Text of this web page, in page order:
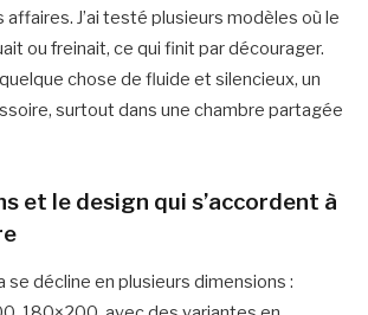
affaires. J’ai testé plusieurs modèles où le
ou freinait, ce qui finit par décourager.
chose de fluide et silencieux, un
surtout dans une chambre partagée
et le design qui s’accordent à
se décline en plusieurs dimensions :